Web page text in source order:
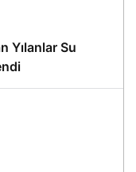
Yılanlar Su